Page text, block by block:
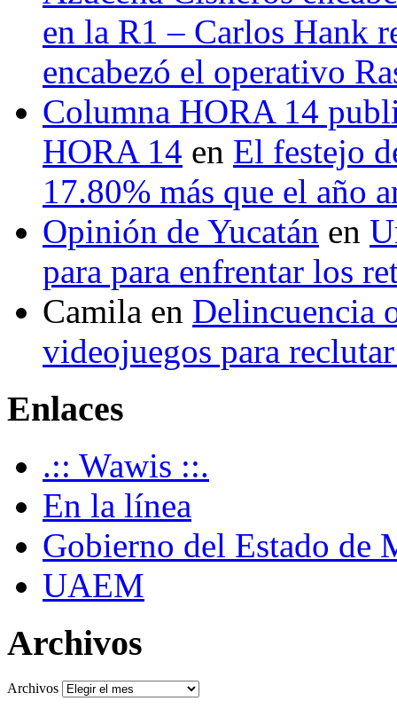
en la R1 – Carlos Hank
encabezó el operativo
Columna HORA 14
HORA 14 en El festejo
17.80% más que el año
Opinión de Yucatán en
para para enfrentar los
Camila en Delincuencia
videojuegos para
Enlaces
.:: Wawis ::.
En la línea
Gobierno del Estado de
UAEM
Archivos
Archivos